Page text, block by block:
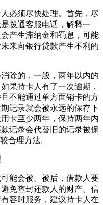
必须尽快处理。首先，尽
拨通客服电话，解释一
产生滞纳金和罚息，可能
来向银行贷款产生不利的
除的，一般，两年以内的
果持卡人有了一次逾期，
不能通过单方面销卡的方
记录就会被永远的保存下
卡至少两年，保持两年内
记录会代替旧的记录被保
合理方法。
能会被。被后，借款人要
免查封还款人的财产。信
容时服务，建议持卡人在